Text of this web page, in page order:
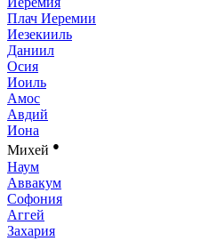
Плач Иеремии
Иезекииль
Даниил
Осия
Иоиль
Амос
Авдий
Иона
Михей ●
Наум
Аввакум
Софония
Аггей
Захария